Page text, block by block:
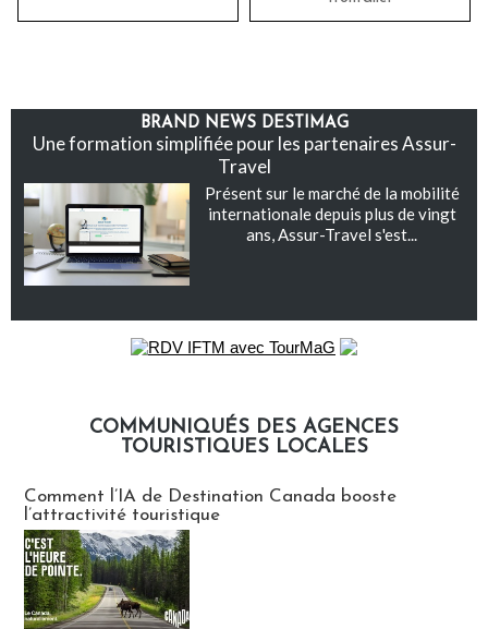
BRAND NEWS DESTIMAG
Une formation simplifiée pour les partenaires Assur-
Travel
Présent sur le marché de la mobilité
internationale depuis plus de vingt
ans, Assur-Travel s'est...
COMMUNIQUÉS DES AGENCES
TOURISTIQUES LOCALES
Comment l’IA de Destination Canada booste
l’attractivité touristique